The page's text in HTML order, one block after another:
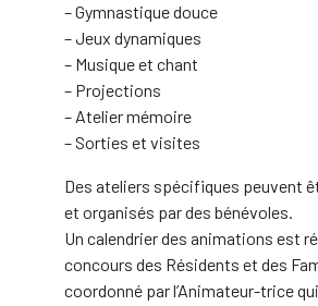
– Gymnastique douce
– Jeux dynamiques
– Musique et chant
– Projections
– Atelier mémoire
– Sorties et visites
Des ateliers spécifiques peuvent
et organisés par des bénévoles.
Un calendrier des animations est
concours des Résidents et des
coordonné par l’Animateur-trice